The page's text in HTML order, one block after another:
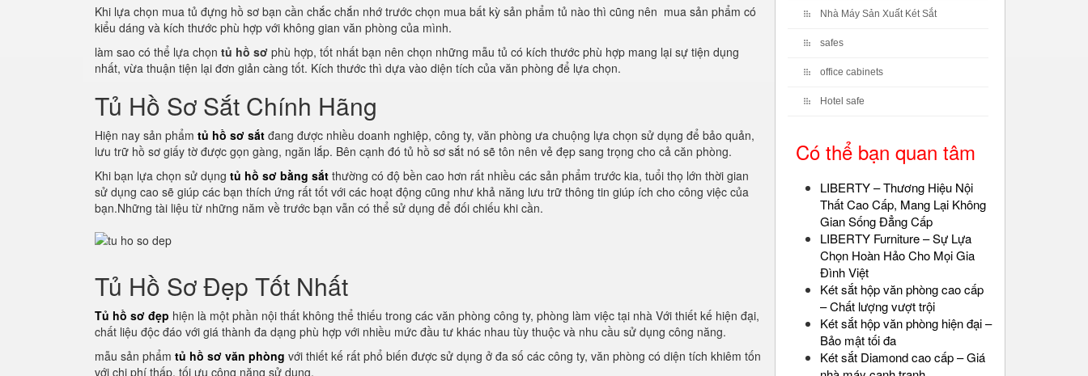
Khi lựa chọn mua tủ đựng hồ sơ bạn cần chắc chắn nhớ trước chọn mua bất kỳ sản phẩm tủ nào thì cũng nên mua sản phẩm có
kiểu dáng và kích thước phù hợp với không gian văn phòng của mình.
làm sao có thể lựa chọn tủ hồ sơ phù hợp, tốt nhất bạn nên chọn những mẫu tủ có kích thước phù hợp mang lại sự tiện dụng
nhất, vừa thuận tiện lại đơn giản càng tốt. Kích thước thì dựa vào diện tích của văn phòng để lựa chọn.
Tủ Hồ Sơ Sắt Chính Hãng
Hiện nay sản phẩm tủ hồ sơ sắt đang được nhiều doanh nghiệp, công ty, văn phòng ưa chuộng lựa chọn sử dụng để bảo quản,
lưu trữ hồ sơ giấy tờ được gọn gàng, ngăn lắp. Bên cạnh đó tủ hồ sơ sắt nó sẽ tôn nên vẻ đẹp sang trọng cho cả căn phòng.
Khi bạn lựa chọn sử dụng tủ hồ sơ bằng sắt thường có độ bền cao hơn rất nhiều các sản phẩm trước kia, tuổi thọ lớn thời gian
sử dụng cao sẽ giúp các bạn thích ứng rất tốt với các hoạt động cũng như khả năng lưu trữ thông tin giúp ích cho công việc của
bạn.Những tài liệu từ những năm về trước bạn vẫn có thể sử dụng để đối chiếu khi cần.
Tủ Hồ Sơ Đẹp Tốt Nhất
Tủ hồ sơ đẹp hiện là một phần nội thất không thể thiếu trong các văn phòng công ty, phòng làm việc tại nhà Với thiết kế hiện đại,
chất liệu độc đáo với giá thành đa dạng phù hợp với nhiều mức đầu tư khác nhau tùy thuộc và nhu cầu sử dụng công năng.
mẫu sản phẩm tủ hồ sơ văn phòng với thiết kế rất phổ biến được sử dụng ở đa số các công ty, văn phòng có diện tích khiêm tốn
với chi phí thấp, tối ưu công năng sử dụng.
Nhà Máy Sản Xuất Két Sắt
safes
office cabinets
Hotel safe
Có thể bạn quan tâm
LIBERTY – Thương Hiệu Nội
Thất Cao Cấp, Mang Lại Không
Gian Sống Đẳng Cấp
LIBERTY Furniture – Sự Lựa
Chọn Hoàn Hảo Cho Mọi Gia
Đình Việt
Két sắt hộp văn phòng cao cấp
– Chất lượng vượt trội
Két sắt hộp văn phòng hiện đại –
Bảo mật tối đa
Két sắt Diamond cao cấp – Giá